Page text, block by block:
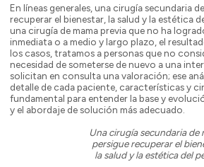
En líneas generales, una cirugía secundaria
recuperar el bienestar, la salud y la estética
una cirugía de mama previa que no ha
inmediata o a medio y largo plazo, el
los casos, tratamos a personas que no
necesidad de someterse de nuevo a una
solicitan en consulta una valoración; ese
detalle de cada paciente, características y
fundamental para entender la base y
y el abordaje de solución más adecuado.
Una cirugía secundaria de
persigue recuperar el
la salud y la estética del